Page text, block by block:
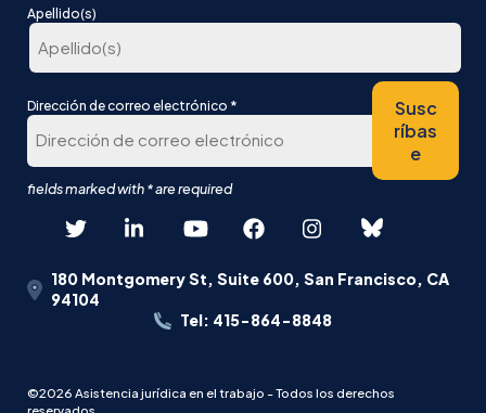
En
lugar
Apellido(s)
Dirección de correo electrónico *
Susc
ríbas
e
180 Montgomery St, Suite 600, San Francisco, CA
94104
Tel: 415-864-8848
©2026 Asistencia jurídica en el trabajo - Todos los derechos